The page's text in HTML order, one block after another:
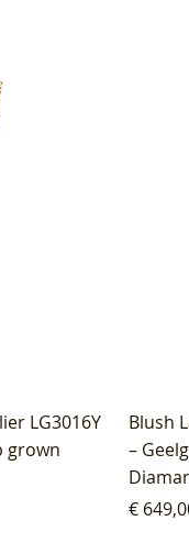
LG3016Y
grown
Blush
–
Prijs
€